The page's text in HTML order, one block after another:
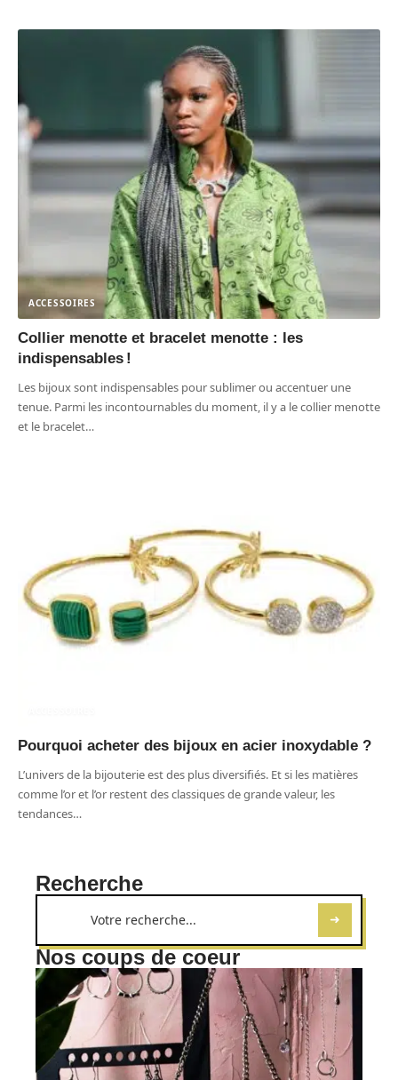
ACCESSOIRES
Collier menotte et bracelet menotte : les
indispensables !
Les bijoux sont indispensables pour sublimer ou accentuer une
tenue. Parmi les incontournables du moment, il y a le collier menotte
et le bracelet…
Pourquoi acheter des bijoux en acier inoxydable ?
L’univers de la bijouterie est des plus diversifiés. Et si les matières
comme l’or et l’or restent des classiques de grande valeur, les
tendances…
Recherche
Nos coups de coeur